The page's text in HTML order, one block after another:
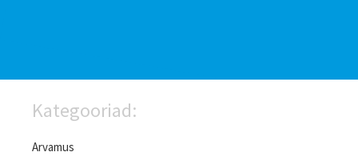
Kategooriad:
Arvamus